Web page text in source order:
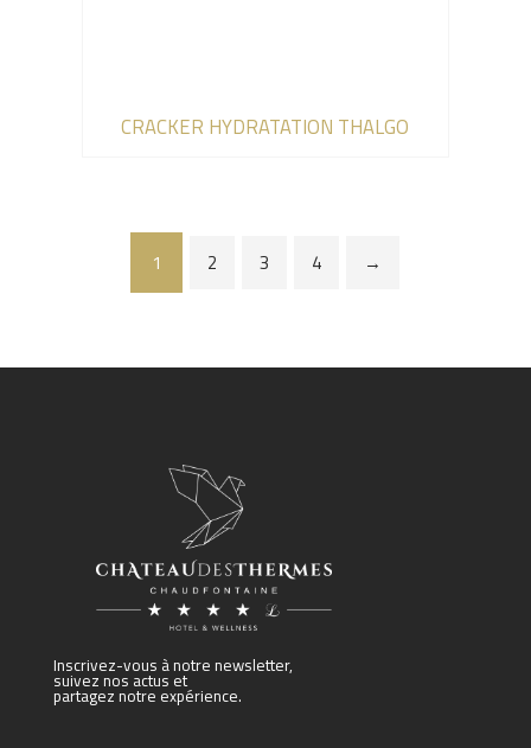
CRACKER HYDRATATION THALGO
1 2 3 4 →
Inscrivez-vous à notre newsletter,
suivez nos actus et
partagez notre expérience.